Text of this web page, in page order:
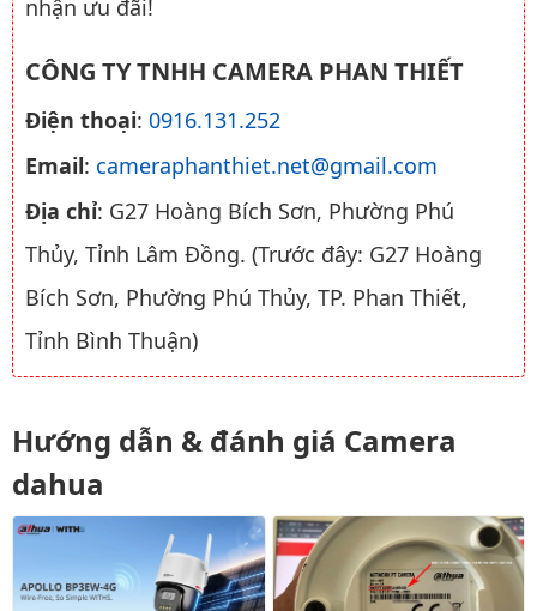
nhận ưu đãi!
CÔNG TY TNHH CAMERA PHAN THIẾT
Điện thoại: 0916.131.252
Email: cameraphanthiet.net@gmail.com
Địa chỉ: G27 Hoàng Bích Sơn, Phường Phú
Thủy, Tỉnh Lâm Đồng. (Trước đây: G27 Hoàng
Bích Sơn, Phường Phú Thủy, TP. Phan Thiết,
Tỉnh Bình Thuận)
Hướng dẫn & đánh giá Camera
dahua